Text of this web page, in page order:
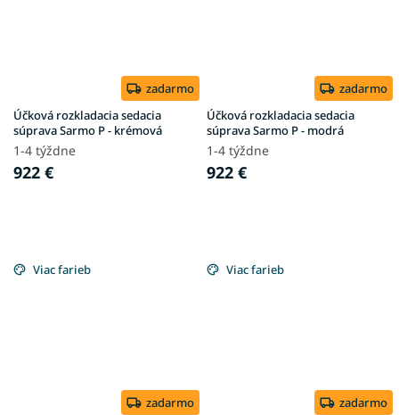
zadarmo
Účková rozkladacia sedacia
súprava Sarmo P - krémová
1-4 týždne
922 €
zadarmo
Účková rozkladacia sedacia
súprava Sarmo P - modrá
1-4 týždne
922 €
Viac farieb
zadarmo
Viac farieb
zadarmo